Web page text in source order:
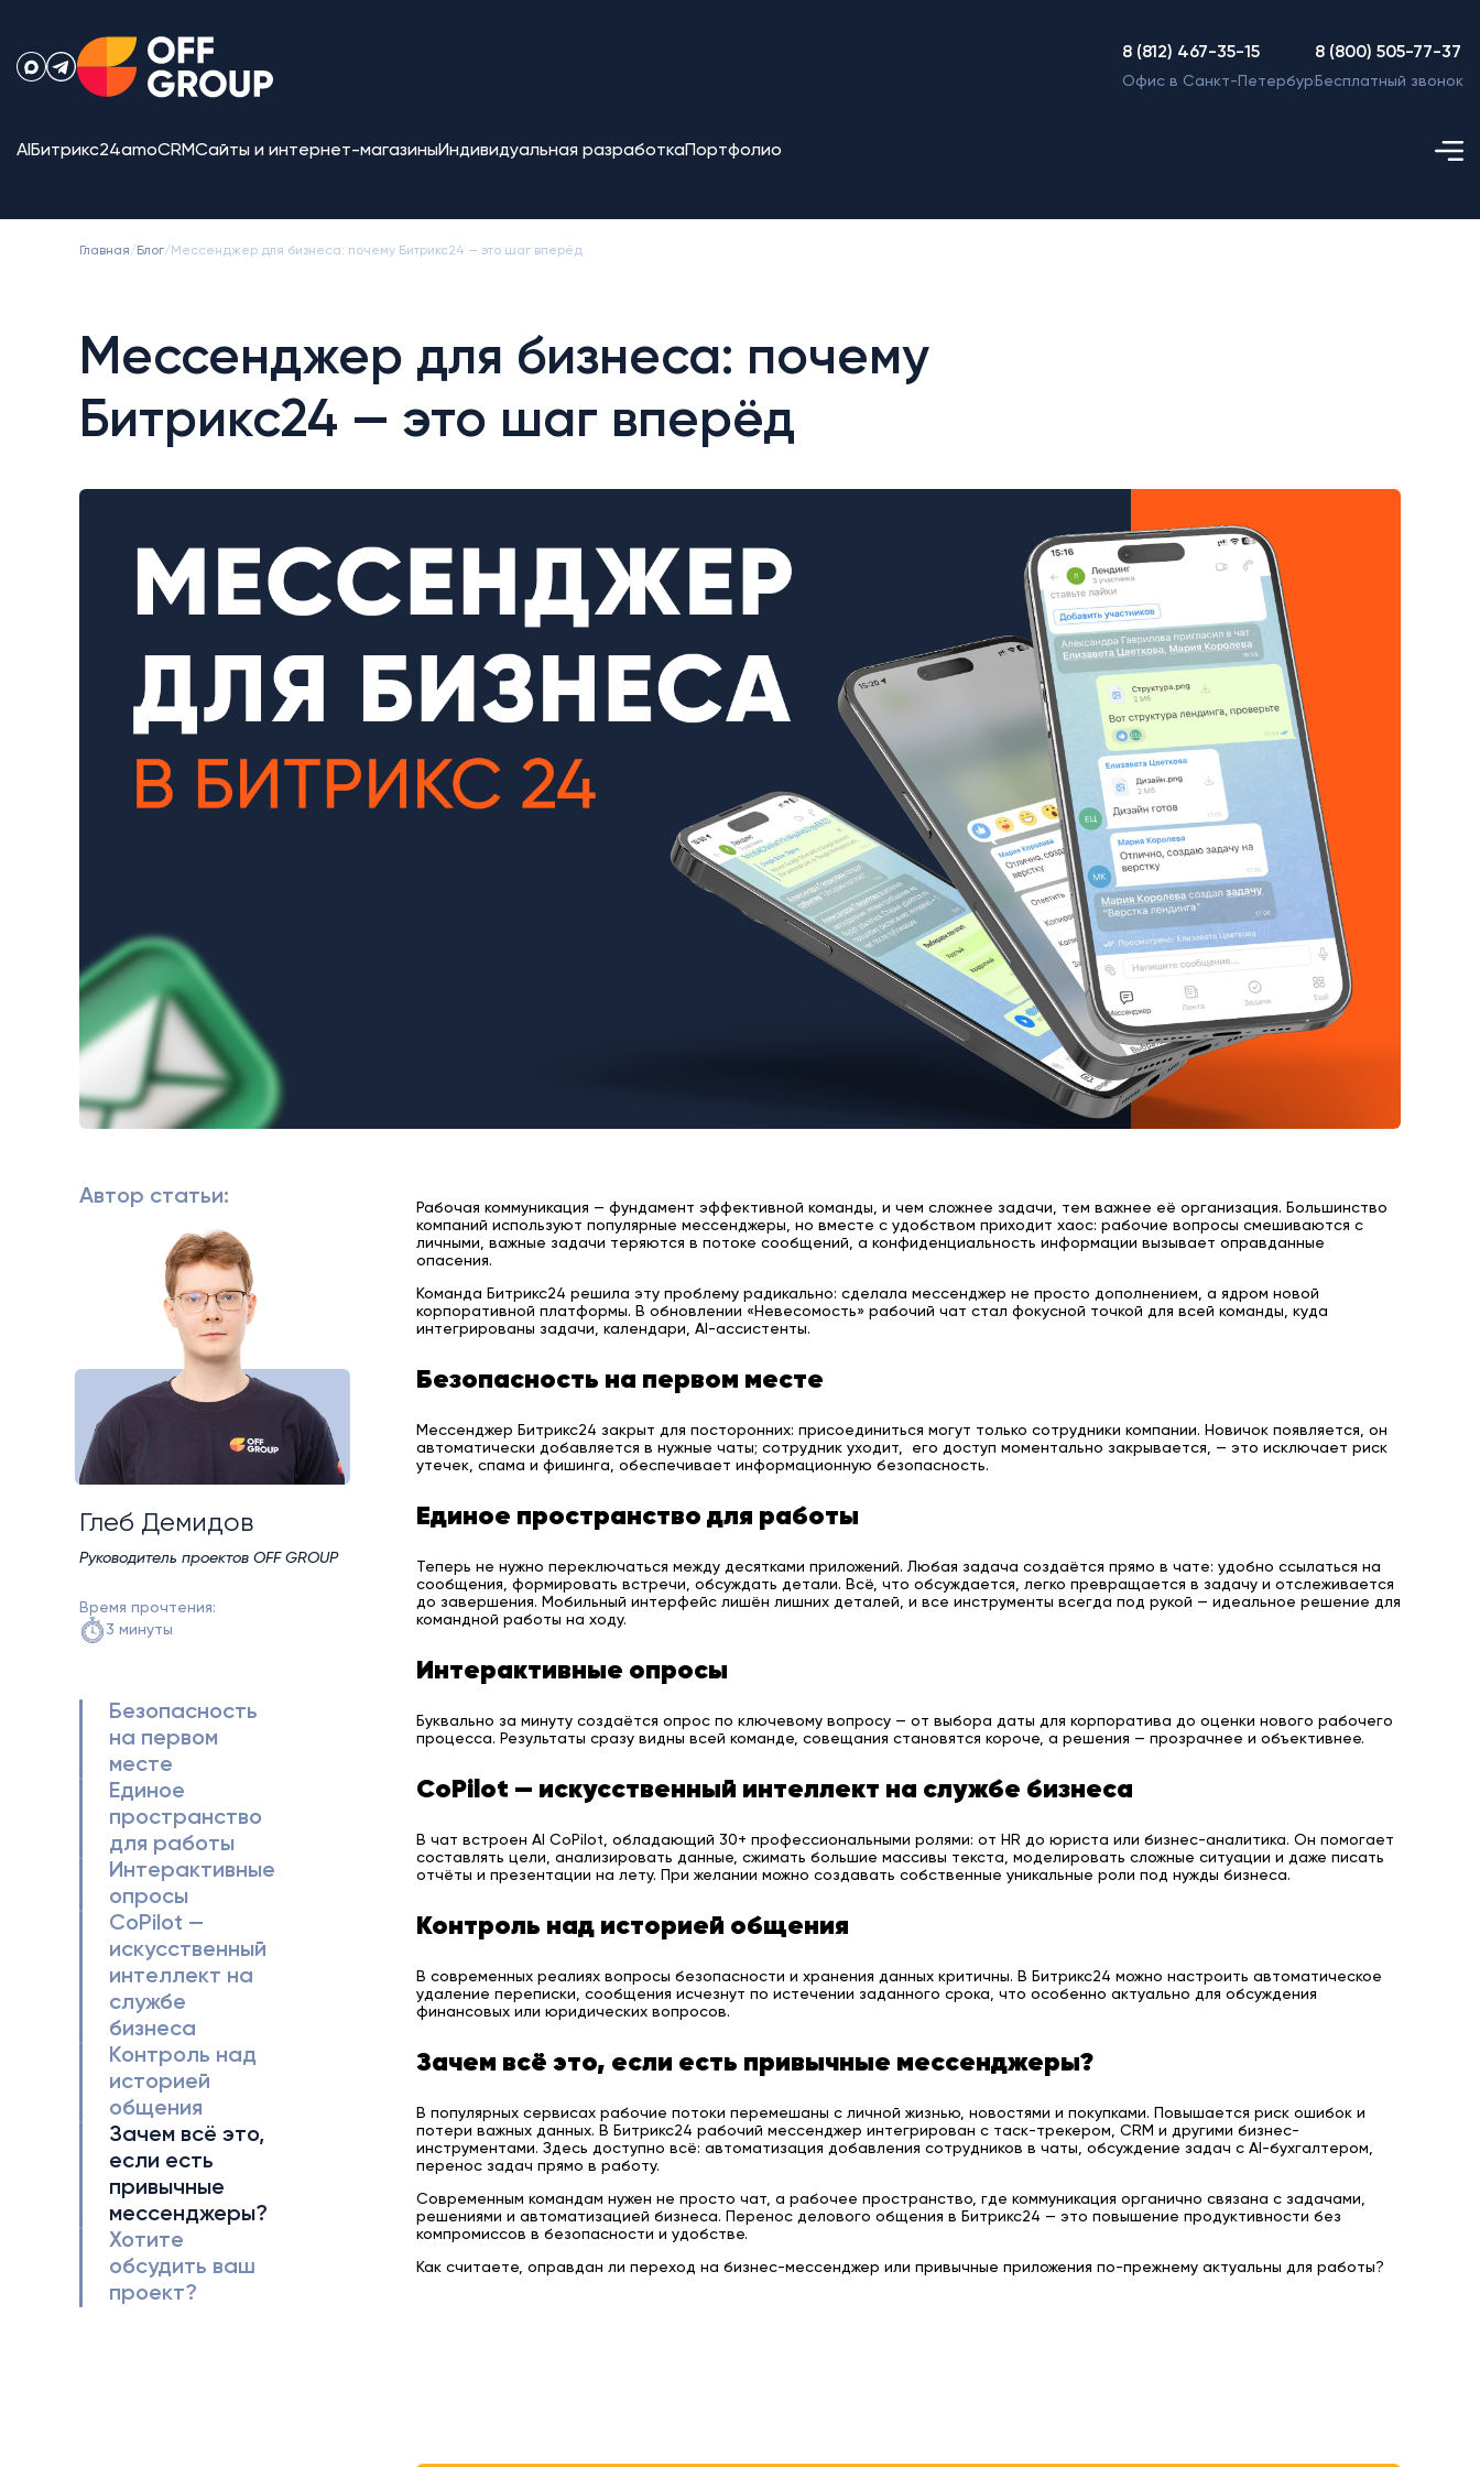
8 (812) 467-35-15
Офис в Санкт-Петербурге
8 (800) 505-77-37
Бесплатный звонок
AI Битрикс24amoCRMСайты и интернет-магазиныИндивидуальная разработкаПортфолио
Главная/ Блог/ Мессенджер для бизнеса: почему Битрикс24 — это шаг вперёд
Мессенджер для бизнеса: почему
Битрикс24 — это шаг вперёд
Автор статьи:
Глеб Демидов
Руководитель проектов OFF GROUP
Время прочтения:
3 минуты
Безопасность
на первом
месте
Единое
пространство
для работы
Интерактивные
опросы
CoPilot —
искусственный
интеллект на
службе
бизнеса
Контроль над
историей
общения
Зачем всё это,
если есть
привычные
мессенджеры?
Хотите
обсудить ваш
проект?
Рабочая коммуникация — фундамент эффективной команды, и чем сложнее задачи, тем важнее её организация. Большинство
компаний используют популярные мессенджеры, но вместе с удобством приходит хаос: рабочие вопросы смешиваются с
личными, важные задачи теряются в потоке сообщений, а конфиденциальность информации вызывает оправданные
опасения.
Команда Битрикс24 решила эту проблему радикально: сделала мессенджер не просто дополнением, а ядром новой
корпоративной платформы. В обновлении «Невесомость» рабочий чат стал фокусной точкой для всей команды, куда
интегрированы задачи, календари, AI-ассистенты.
Безопасность на первом месте
Мессенджер Битрикс24 закрыт для посторонних: присоединиться могут только сотрудники компании. Новичок появляется, он
автоматически добавляется в нужные чаты; сотрудник уходит, его доступ моментально закрывается, — это исключает риск
утечек, спама и фишинга, обеспечивает информационную безопасность.
Единое пространство для работы
Теперь не нужно переключаться между десятками приложений. Любая задача создаётся прямо в чате: удобно ссылаться на
сообщения, формировать встречи, обсуждать детали. Всё, что обсуждается, легко превращается в задачу и отслеживается
до завершения. Мобильный интерфейс лишён лишних деталей, и все инструменты всегда под рукой — идеальное решение для
командной работы на ходу.
Интерактивные опросы
Буквально за минуту создаётся опрос по ключевому вопросу — от выбора даты для корпоратива до оценки нового рабочего
процесса. Результаты сразу видны всей команде, совещания становятся короче, а решения — прозрачнее и объективнее.
CoPilot — искусственный интеллект на службе бизнеса
В чат встроен AI CoPilot, обладающий 30+ профессиональными ролями: от HR до юриста или бизнес-аналитика. Он помогает
составлять цели, анализировать данные, сжимать большие массивы текста, моделировать сложные ситуации и даже писать
отчёты и презентации на лету. При желании можно создавать собственные уникальные роли под нужды бизнеса.
Контроль над историей общения
В современных реалиях вопросы безопасности и хранения данных критичны. В Битрикс24 можно настроить автоматическое
удаление переписки, сообщения исчезнут по истечении заданного срока, что особенно актуально для обсуждения
финансовых или юридических вопросов.
Зачем всё это, если есть привычные мессенджеры?
В популярных сервисах рабочие потоки перемешаны с личной жизнью, новостями и покупками. Повышается риск ошибок и
потери важных данных. В Битрикс24 рабочий мессенджер интегрирован с таск-трекером, CRM и другими бизнес-
инструментами. Здесь доступно всё: автоматизация добавления сотрудников в чаты, обсуждение задач с AI-бухгалтером,
перенос задач прямо в работу.
Современным командам нужен не просто чат, а рабочее пространство, где коммуникация органично связана с задачами,
решениями и автоматизацией бизнеса. Перенос делового общения в Битрикс24 — это повышение продуктивности без
компромиссов в безопасности и удобстве.
Как считаете, оправдан ли переход на бизнес-мессенджер или привычные приложения по-прежнему актуальны для работы?